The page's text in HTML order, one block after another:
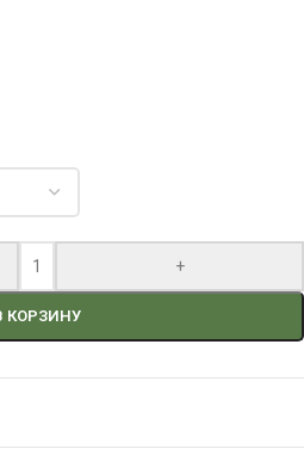
+
КОРЗИНУ